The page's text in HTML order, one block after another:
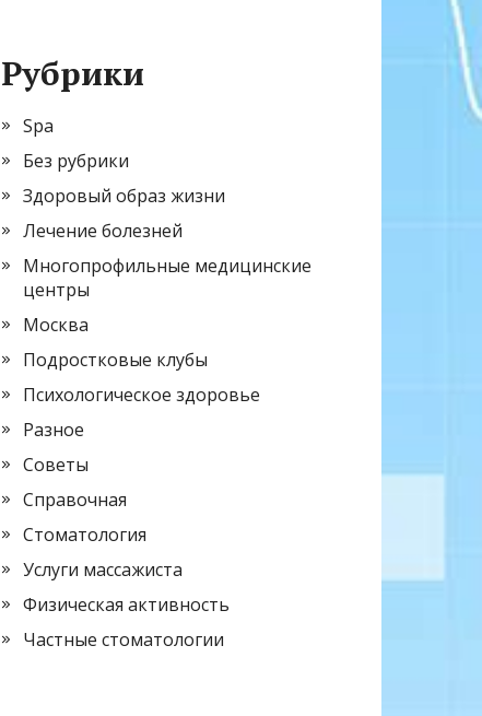
Рубрики
Spa
Без рубрики
Здоровый образ жизни
Лечение болезней
Многопрофильные медицинские
центры
Москва
Подростковые клубы
Психологическое здоровье
Разное
Советы
Справочная
Стоматология
Услуги массажиста
Физическая активность
Частные стоматологии